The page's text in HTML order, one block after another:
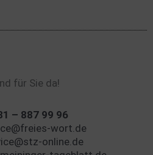
für Sie da!
– 887 99 96
wort.de
online.de